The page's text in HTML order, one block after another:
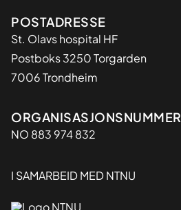
Adresse
POSTADRESSE
St. Olavs hospital HF
Postboks 3250 Torgarden
7006 Trondheim
Organisasjon
ORGANISASJONSNUMMER
NO 883 974 832
I SAMARBEID MED NTNU